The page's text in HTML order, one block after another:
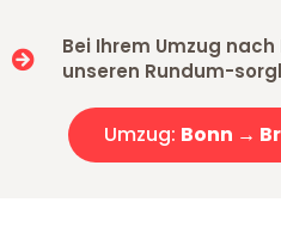
Bei Ihrem Umzug
unseren Rundum-
Umzug: Bonn →